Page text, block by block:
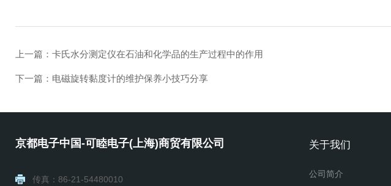
上一篇： 卡氏水分测定仪在石油和化学品的生产过程中的作用
下一篇： 电磁旋转黏度计的维护保养小技巧分享
京都电子中国-可睦电子(上海)商贸有限公司
传真：86-21-54480010
关于我们
公司简介